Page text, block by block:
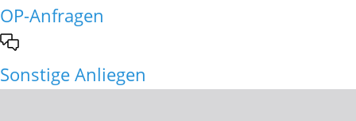
OP-Anfragen
Sonstige Anliegen